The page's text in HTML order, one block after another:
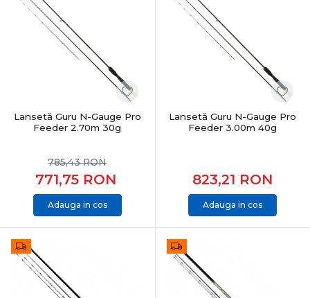
esențiale.
Adaptare la orice tip de apă
Pescuitul feeder & staționar este eficient în:
râuri cu curent slab sau puternic
canale și acumulări
Feeder & staționar în oferta PRO ANGLER
Categoria Feeder & Staționar din PRO ANGLER este
sunt atent selecționate pentru pescuit recreativ,
competițional și pescuit de finețe.
CONCLUZIE
Lansetă Guru N-Gauge Pro
Feeder 2.70m 30g
771,75 RON
785,43RON
Adauga in cos
Lansetă Guru N-Gauge Pro
Feeder 3.00m 40g
823,21 RON
Adauga in cos